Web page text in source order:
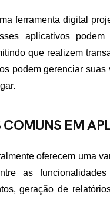
ferramenta digital
aplicativos
que realizem
podem gerenciar
EM
oferecem uma
as
geração de